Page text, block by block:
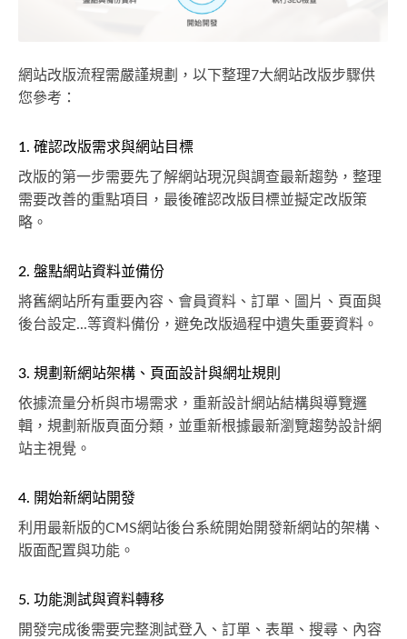
網站改版流程需嚴謹規劃，以下整理7大網站改版步驟供
您參考：
1. 確認改版需求與網站目標
改版的第一步需要先了解網站現況與調查最新趨勢，整理
需要改善的重點項目，最後確認改版目標並擬定改版策
略。
2. 盤點網站資料並備份
將舊網站所有重要內容、會員資料、訂單、圖片、頁面與
後台設定...等資料備份，避免改版過程中遺失重要資料。
3. 規劃新網站架構、頁面設計與網址規則
依據流量分析與市場需求，重新設計網站結構與導覽邏
輯，規劃新版頁面分類，並重新根據最新瀏覽趨勢設計網
站主視覺。
4. 開始新網站開發
利用最新版的CMS網站後台系統開始開發新網站的架構、
版面配置與功能。
5. 功能測試與資料轉移
開發完成後需要完整測試登入、訂單、表單、搜尋、內容